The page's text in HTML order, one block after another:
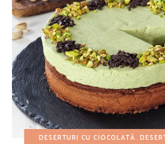
DESERTURI CU CIOCOLATĂ